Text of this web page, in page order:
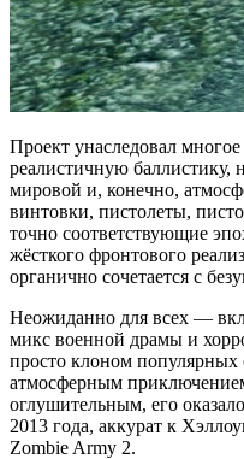
Проект унаследовал
реалистичную баллистику,
мировой и, конечно,
винтовки, пистолеты,
точно соответствующие
жёсткого фронтового
органично сочетается с
Неожиданно для всех —
микс военной драмы и
просто клоном популярных
атмосферным
оглушительным, его
2013 года, аккурат к
Zombie Army 2.